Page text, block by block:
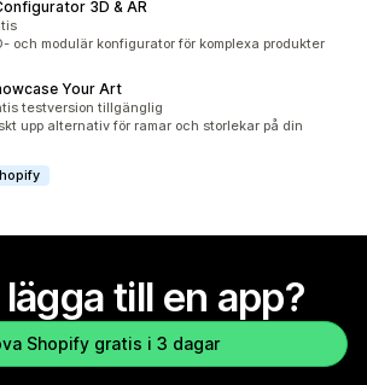
3D & AR
totalt
och modulär konfigurator för komplexa produkter
Your Art
totalt
testversion tillgänglig
upp alternativ för ramar och storlekar på din
till en app?
Shopify gratis i 3 dagar